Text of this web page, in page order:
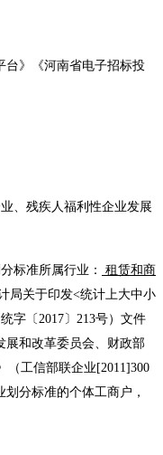
台》《河南省电子招标投
、残疾人福利性企业发展
标准所属行业：
租赁和商
局关于印发<统计上大中小
字〔 2017〕213号） 文件
展和改革委员会、财政部
（工信部联企业[2011]300
分标准的个体工商户，